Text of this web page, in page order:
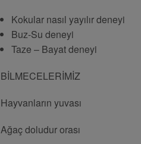
Kokular nasıl yayılır deneyi
Buz-Su deneyi
Taze – Bayat deneyi
BİLMECELERİMİZ
Hayvanların yuvası
Ağaç doludur orası